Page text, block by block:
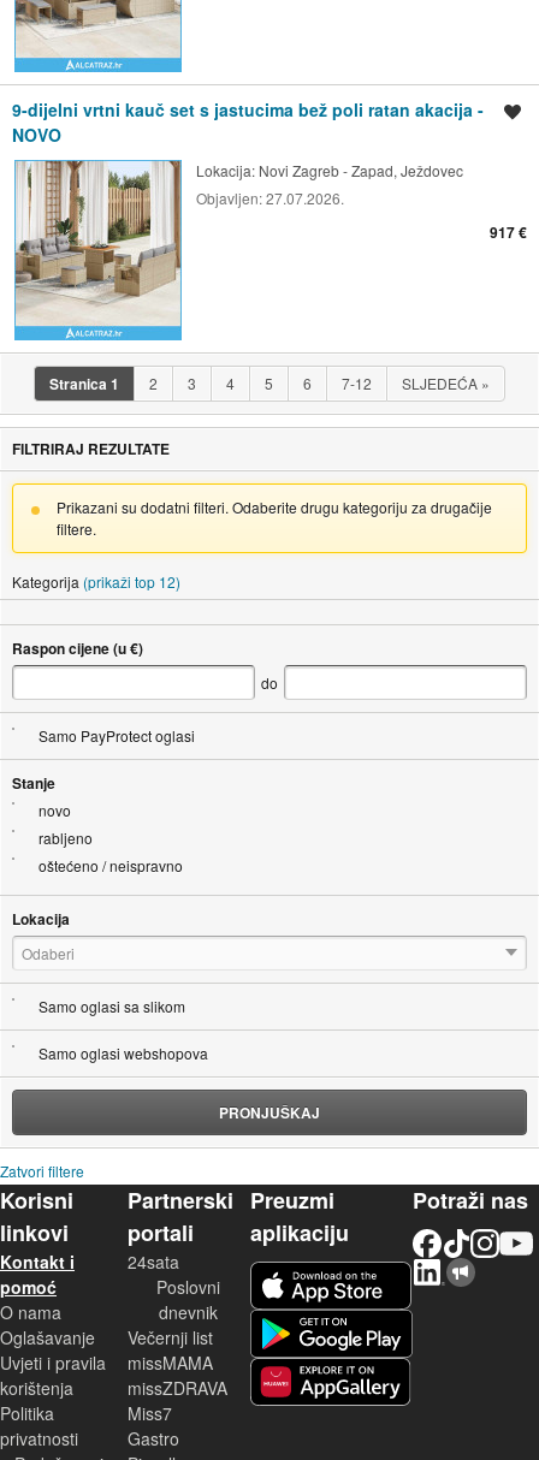
9-dijelni vrtni kauč set s jastucima bež poli ratan akacija -
NOVO
Lokacija: Novi Zagreb - Zapad, Ježdovec
Objavljen:27.07.2026.
917 €
Stranica1 2 3 4 5 6 7-12 SLJEDEĆA »
FILTRIRAJ REZULTATE
Prikazani su dodatni filteri. Odaberite drugu kategoriju za drugačije
filtere.
Kategorija (prikaži top 12)
Raspon cijene (u €)
do
Samo PayProtect oglasi
Stanje
novo
rabljeno
oštećeno / neispravno
Lokacija
Odaberi
Samo oglasi sa slikom
Samo oglasi webshopova
PRONJUŠKAJ
Zatvori filtere
Korisni
linkovi
Kontakt i
pomoć
O nama
Oglašavanje
Uvjeti i pravila
korištenja
Politika
privatnosti
Partnerski
portali
24sata
Poslovni
dnevnik
Večernji list
missMAMA
missZDRAVA
Miss7
Gastro
Preuzmi
aplikaciju
Potraži nas